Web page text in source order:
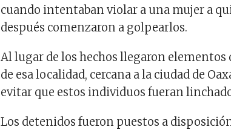
cuando intentaban violar a una mujer a
después comenzaron a golpearlos.
Al lugar de los hechos llegaron
de esa localidad, cercana a la ciudad de
evitar que estos individuos fueran
Los detenidos fueron puestos a